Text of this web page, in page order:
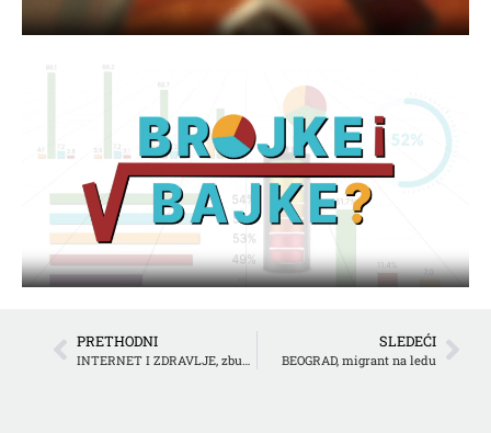
PRETHODNI SLEDEĆI
BEOGRAD, migrant na ledu